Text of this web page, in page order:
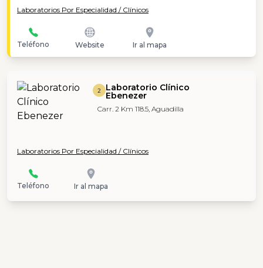
Laboratorios Por Especialidad / Clínicos
Teléfono Website Ir al mapa
2 Laboratorio Clínico
Ebenezer
Carr. 2 Km 118.5, Aguadilla
Laboratorios Por Especialidad / Clínicos
Teléfono Ir al mapa